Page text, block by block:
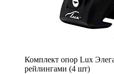
Комплект опор Lux
рейлингами (4 шт)